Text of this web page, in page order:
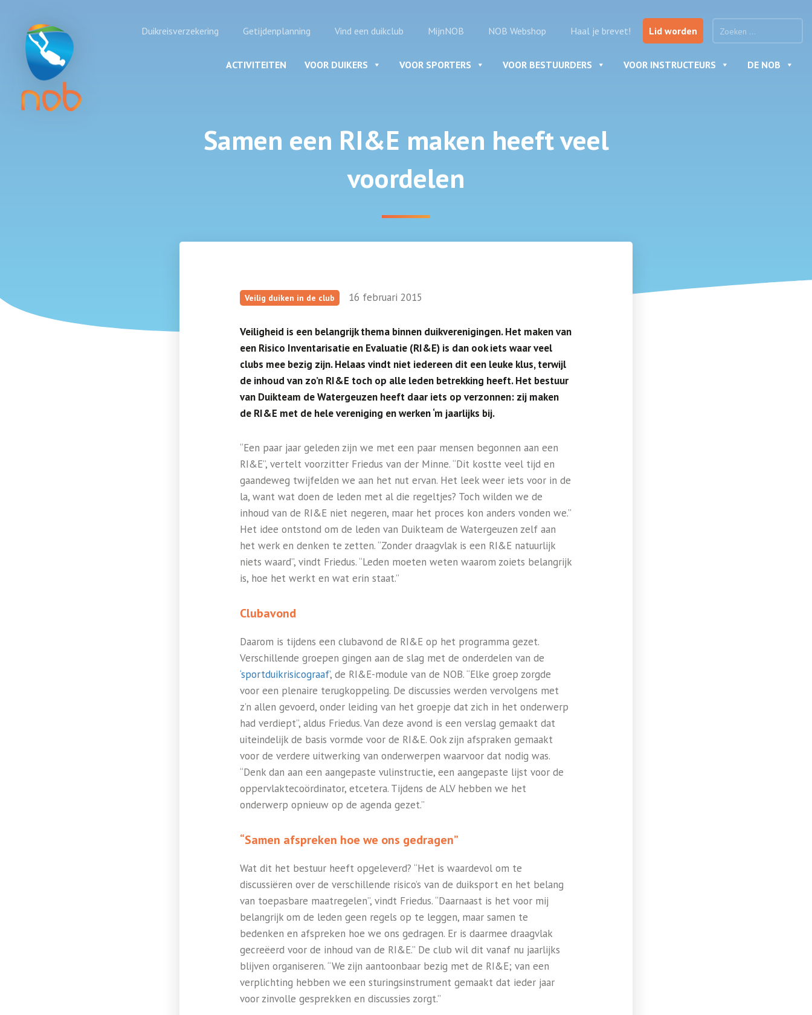
Duikreisverzekering Getijdenplanning Vind een duikclub MijnNOB NOB Webshop Haal je brevet! Lid worden
ACTIVITEITEN VOOR DUIKERS VOOR SPORTERS VOOR BESTUURDERS VOOR INSTRUCTEURS DE NOB
Samen een RI&E maken heeft veel
voordelen
Veilig duiken in de club 16 februari 2015
Veiligheid is een belangrijk thema binnen duikverenigingen. Het maken van
een Risico Inventarisatie en Evaluatie (RI&E) is dan ook iets waar veel
clubs mee bezig zijn. Helaas vindt niet iedereen dit een leuke klus, terwijl
de inhoud van zo’n RI&E toch op alle leden betrekking heeft. Het bestuur
van Duikteam de Watergeuzen heeft daar iets op verzonnen: zij maken
de RI&E met de hele vereniging en werken ‘m jaarlijks bij.
“Een paar jaar geleden zijn we met een paar mensen begonnen aan een
RI&E”, vertelt voorzitter Friedus van der Minne. “Dit kostte veel tijd en
gaandeweg twijfelden we aan het nut ervan. Het leek weer iets voor in de
la, want wat doen de leden met al die regeltjes? Toch wilden we de
inhoud van de RI&E niet negeren, maar het proces kon anders vonden we.”
Het idee ontstond om de leden van Duikteam de Watergeuzen zelf aan
het werk en denken te zetten. “Zonder draagvlak is een RI&E natuurlijk
niets waard”, vindt Friedus. “Leden moeten weten waarom zoiets belangrijk
is, hoe het werkt en wat erin staat.”
Clubavond
Daarom is tijdens een clubavond de RI&E op het programma gezet.
Verschillende groepen gingen aan de slag met de onderdelen van de
‘sportduikrisicograaf’, de RI&E-module van de NOB. “Elke groep zorgde
voor een plenaire terugkoppeling. De discussies werden vervolgens met
z’n allen gevoerd, onder leiding van het groepje dat zich in het onderwerp
had verdiept”, aldus Friedus. Van deze avond is een verslag gemaakt dat
uiteindelijk de basis vormde voor de RI&E. Ook zijn afspraken gemaakt
voor de verdere uitwerking van onderwerpen waarvoor dat nodig was.
“Denk dan aan een aangepaste vulinstructie, een aangepaste lijst voor de
oppervlaktecoördinator, etcetera. Tijdens de ALV hebben we het
onderwerp opnieuw op de agenda gezet.”
“Samen afspreken hoe we ons gedragen”
Wat dit het bestuur heeft opgeleverd? “Het is waardevol om te
discussiëren over de verschillende risico’s van de duiksport en het belang
van toepasbare maatregelen”, vindt Friedus. “Daarnaast is het voor mij
belangrijk om de leden geen regels op te leggen, maar samen te
bedenken en afspreken hoe we ons gedragen. Er is daarmee draagvlak
gecreëerd voor de inhoud van de RI&E.” De club wil dit vanaf nu jaarlijks
blijven organiseren. “We zijn aantoonbaar bezig met de RI&E; van een
verplichting hebben we een sturingsinstrument gemaakt dat ieder jaar
voor zinvolle gesprekken en discussies zorgt.”